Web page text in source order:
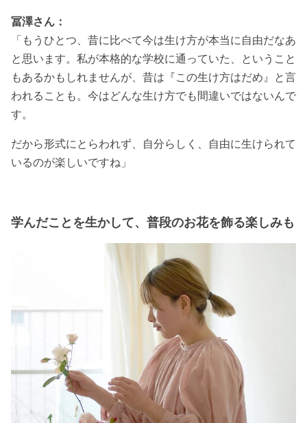
冨澤さん：
「もうひとつ、昔に比べて今は生け方が本当に自由だなあ
と思います。私が本格的な学校に通っていた、ということ
もあるかもしれませんが、昔は『この生け方はだめ』と言
われることも。今はどんな生け方でも間違いではないんで
す。
だから形式にとらわれず、自分らしく、自由に生けられて
いるのが楽しいですね」
学んだことを生かして、普段のお花を飾る楽しみも